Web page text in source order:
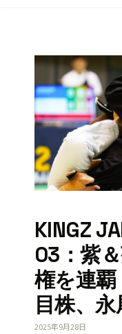
KINGZ
03：紫
権を連
目株、
2025年9月28日